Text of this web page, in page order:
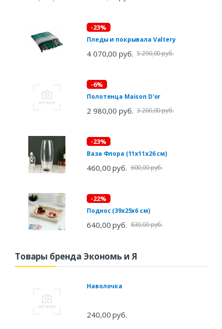
-23%
Пледы и покрывала Valtery
4 070,00 руб. 5 290,00 руб.
-6%
Полотенца Maison D'or
2 980,00 руб. 3 200,00 руб.
-23%
Ваза Флора (11х11х26 см)
460,00 руб. 600,00 руб.
-22%
Поднос (39х25х6 см)
640,00 руб. 830,00 руб.
Товары бренда Экономь и Я
Наволочка
240,00 руб.